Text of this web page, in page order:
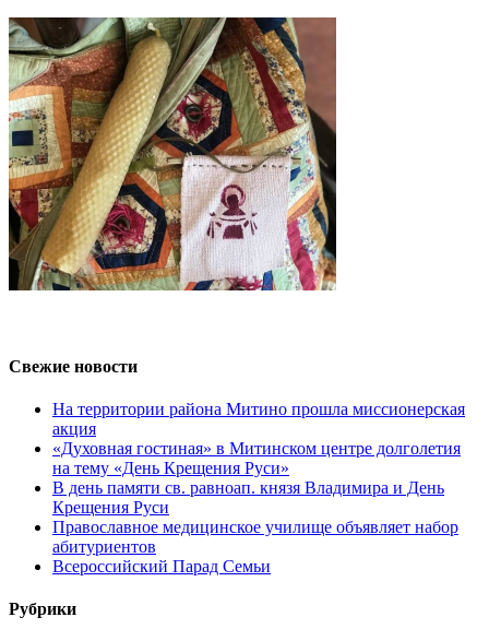
Свежие новости
На территории района Митино прошла миссионерская
акция
«Духовная гостиная» в Митинском центре долголетия
на тему «День Крещения Руси»
В день памяти св. равноап. князя Владимира и День
Крещения Руси
Православное медицинское училище объявляет набор
абитуриентов
Всероссийский Парад Семьи
Рубрики